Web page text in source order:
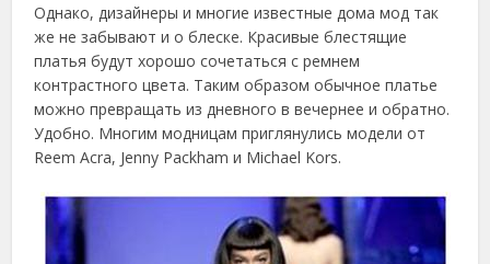
Однако, дизайнеры и многие известные дома мод так
же не забывают и о блеске. Красивые блестящие
платья будут хорошо сочетаться с ремнем
контрастного цвета. Таким образом обычное платье
можно превращать из дневного в вечернее и обратно.
Удобно. Многим модницам приглянулись модели от
Reem Acra, Jenny Packham и Michael Kors.